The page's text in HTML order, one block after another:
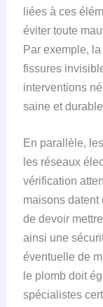
liées à ces
éviter toute
Par exemple,
fissures
interventions
saine et
En parallèle,
les réseaux
vérification
maisons datent
de devoir
ainsi une
éventuelle de
le plomb doit
spécialistes